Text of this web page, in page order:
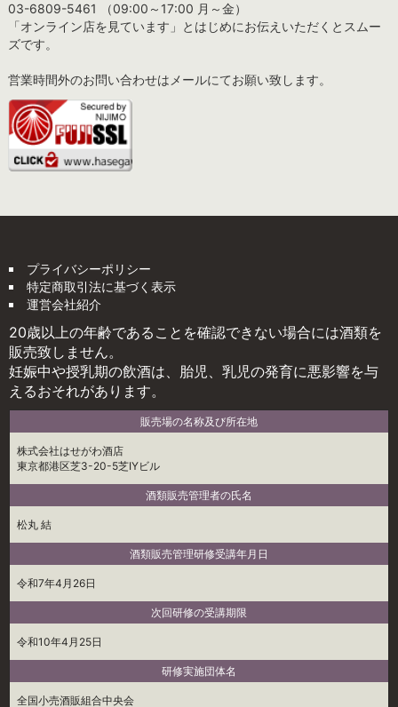
03-6809-5461 （09:00～17:00 月～金）
「オンライン店を見ています」とはじめにお伝えいただくとスムー
ズです。
営業時間外のお問い合わせはメールにてお願い致します。
プライバシーポリシー
特定商取引法に基づく表示
運営会社紹介
20歳以上の年齢であることを確認できない場合には酒類を
販売致しません。
妊娠中や授乳期の飲酒は、胎児、乳児の発育に悪影響を与
えるおそれがあります。
販売場の名称及び所在地
株式会社はせがわ酒店
東京都港区芝3-20-5芝IYビル
酒類販売管理者の氏名
松丸 結
酒類販売管理研修受講年月日
令和7年4月26日
次回研修の受講期限
令和10年4月25日
研修実施団体名
全国小売酒販組合中央会